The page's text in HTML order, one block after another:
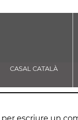
CASAL CATALÀ